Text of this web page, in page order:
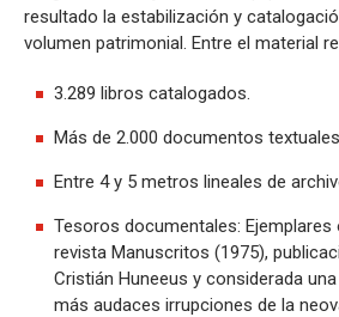
resultado la estabilización y
volumen patrimonial. Entre el material
3.289 libros catalogados.
Más de 2.000 documentos
Entre 4 y 5 metros lineales de
Tesoros documentales: Ejemplares
revista Manuscritos (1975),
Cristián Huneeus y considerada
más audaces irrupciones de la